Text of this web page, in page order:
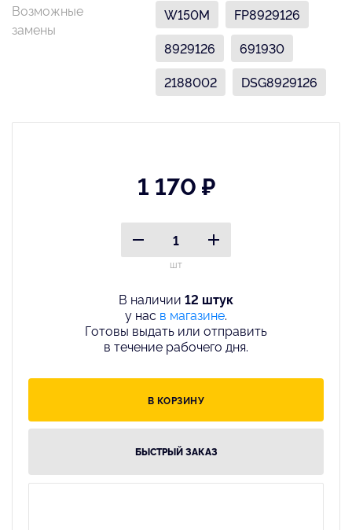
Возможные
замены
W150M
FP8929126
8929126
691930
2188002
DSG8929126
1 170 ₽
шт
В наличии 12 штук
у нас в магазине.
Готовы выдать или отправить
в течение рабочего дня.
В КОРЗИНУ
БЫСТРЫЙ ЗАКАЗ